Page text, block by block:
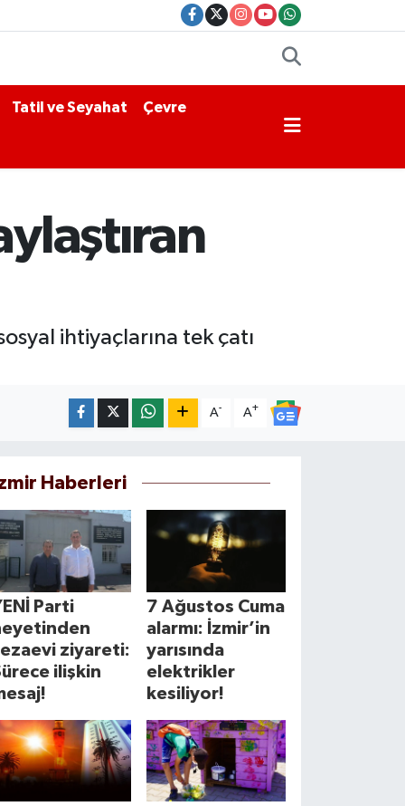
Tatil ve Seyahat Çevre
ihtiyaçlarına tek çatı
A- A+
Haberleri
Parti
ziyareti:
ilişkin
7 Ağustos Cuma
alarmı: İzmir’in
yarısında
elektrikler
kesiliyor!